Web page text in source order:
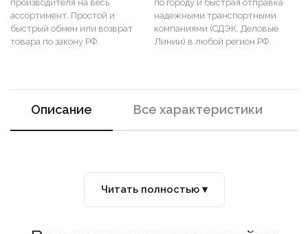
производителя на весь
ассортимент. Простой и
быстрый обмен или возврат
товара по закону РФ.
по городу и быстрая отправка
надежными транспортными
компаниями (СДЭК, Деловые
Линии) в любой регион РФ.
Описание Все характеристики
Читать полностью ▾